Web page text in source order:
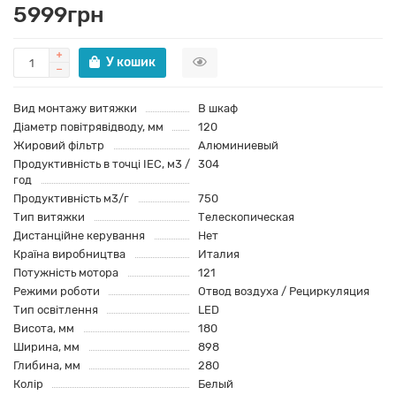
5999грн
У кошик
Вид монтажу витяжки
В шкаф
Діаметр повітрявідводу, мм
120
Жировий фільтр
Алюминиевый
Продуктивність в точці IEC, м3 /
год
304
Продуктивність м3/г
750
Тип витяжки
Телескопическая
Дистанційне керування
Нет
Країна виробництва
Италия
Потужність мотора
121
Режими роботи
Отвод воздуха / Рециркуляция
Тип освітлення
LED
Висота, мм
180
Ширина, мм
898
Глибина, мм
280
Колір
Белый